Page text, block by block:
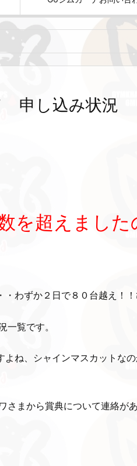
申し込み状況
を超えまし
わずか２日で８０台越え！！
一覧です。
ね、シャインマスカットな
さまから賞典について連絡が